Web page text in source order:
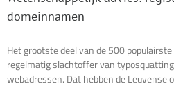
domeinnamen
Het grootste deel van de 500
regelmatig slachtoffer van
webadressen. Dat hebben de Leuvense